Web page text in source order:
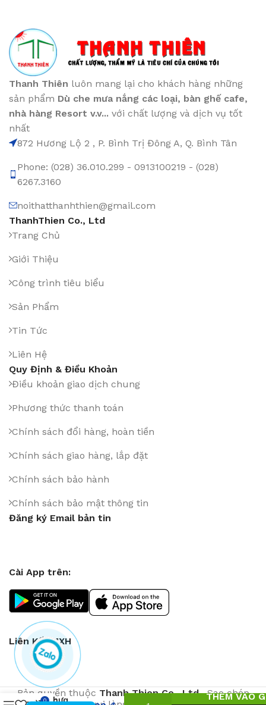
Thanh Thiên luôn mang lại cho khách hàng những
sản phẩm Dù che mưa nắng các loại, bàn ghế cafe,
nhà hàng Resort v.v... với chất lượng và dịch vụ tốt
nhất
872 Hương Lộ 2 , P. Bình Trị Đông A, Q. Bình Tân
Phone: (028) 36.010.299 - 0913100219 - (028)
6267.3160
noithatthanhthien@gmail.com
ThanhThien Co., Ltd
Trang Chủ
Giới Thiệu
Công trình tiêu biểu
Sản Phẩm
Tin Tức
Liên Hệ
Quy Định & Điều Khoản
Điều khoản giao dịch chung
Phương thức thanh toán
Chính sách đổi hàng, hoàn tiền
Chính sách giao hàng, lắp đặt
Chính sách bảo hành
Chính sách bảo mật thông tin
Đăng ký Email bản tin
Cài App trên:
Liên Kết MXH
Bản quyền thuộc Thanh Thien Co., Ltd. Sao chép
Ghế
nhựa
THÊM VÀO
0